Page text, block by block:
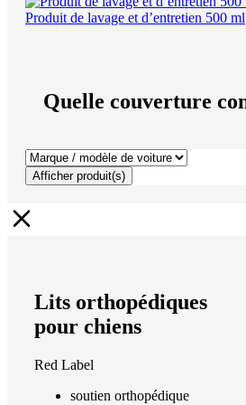
Produit de lavage et d’entretien 500 ml
Quelle couverture
Afficher produit(s)
Lits orthopédiques
pour chiens
Red Label
soutien orthopédique